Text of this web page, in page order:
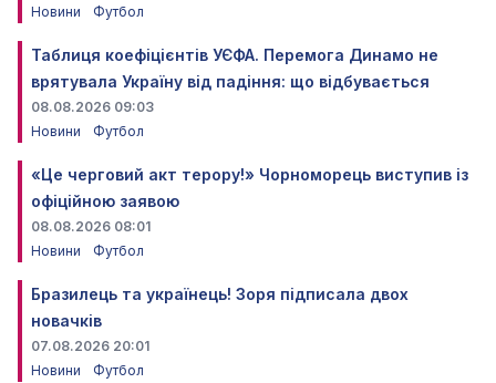
Новини
Футбол
Таблиця коефіцієнтів УЄФА. Перемога Динамо не
врятувала Україну від падіння: що відбувається
08.08.2026 09:03
Новини
Футбол
«Це черговий акт терору!» Чорноморець виступив із
офіційною заявою
08.08.2026 08:01
Новини
Футбол
Бразилець та українець! Зоря підписала двох
новачків
07.08.2026 20:01
Новини
Футбол